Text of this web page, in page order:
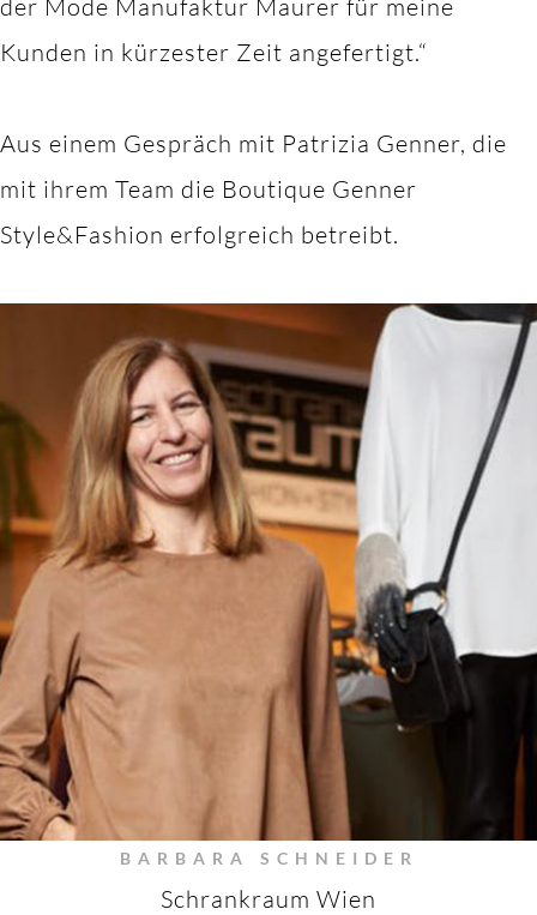
der Mode Manufaktur Maurer für meine
Kunden in kürzester Zeit angefertigt.“
Aus einem Gespräch mit Patrizia Genner, die
mit ihrem Team die Boutique Genner
Style&Fashion erfolgreich betreibt.
BARBARA SCHNEIDER
Schrankraum Wien